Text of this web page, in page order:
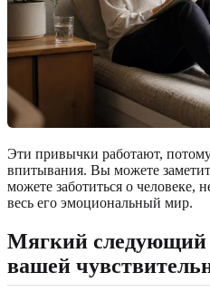
Эти привычки работают,
впитывания. Вы можете
можете заботиться о человеке,
весь его эмоциональный мир.
Мягкий
вашей